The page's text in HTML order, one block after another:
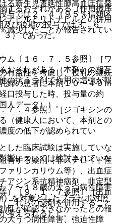
る新生児遷延性肺高血圧症発
与では２．４（９５％信頼区
及び後期の投与では３．６
３）であった。
有益性を考慮し、授乳の継続
婦の患者に本剤１０〜４０ｍ
口投与した時、投与量の約
人データ））。
した臨床試験は実施していな
響については検討されていな
７〜１８歳の大うつ病性障害
を対象としたプラセボ対照
性が確認できなかったとの報
大うつ病性障害、強迫性障
するおそれがある（作用機序
ナビルとリトナビルとの併用
減少したことが報告されてい
ム〔１６．７．５参照〕［ワ
おそれがある（本剤との相互
の抗うつ剤で作用の増強が報
７．４参照〕［ジゴキシンの
（健康人において、本剤との
度の低下が認められてい
害する薬剤（非ステロイド性
ァリンカリウム等）、出血症
アジン系抗精神病剤、非定型
）〔９．１．７参照〕［出血
これらの薬剤を併用すること
考えられる）］。